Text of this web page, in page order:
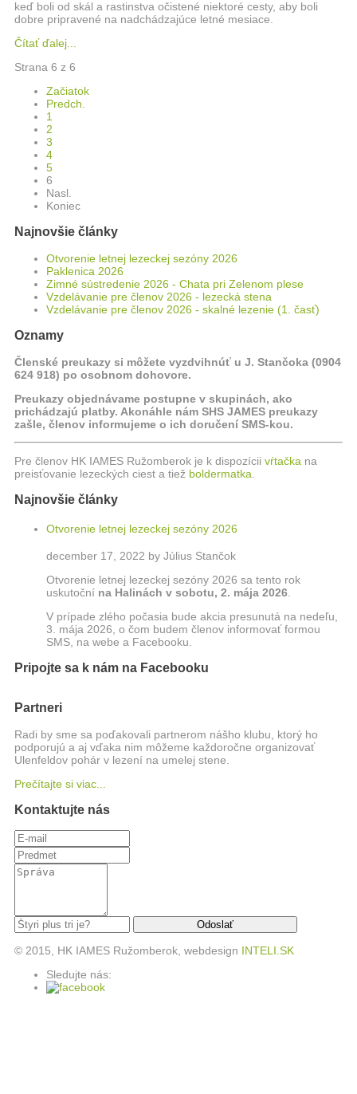
keď boli od skál a rastinstva očistené niektoré cesty, aby boli
dobre pripravené na nadchádzajúce letné mesiace.
Čítať ďalej...
Strana 6 z 6
Začiatok
Predch.
1
2
3
4
5
6
Nasl.
Koniec
Najnovšie články
Otvorenie letnej lezeckej sezóny 2026
Paklenica 2026
Zimné sústredenie 2026 - Chata pri Zelenom plese
Vzdelávanie pre členov 2026 - lezecká stena
Vzdelávanie pre členov 2026 - skalné lezenie (1. časť)
Oznamy
Členské preukazy si môžete vyzdvihnúť u J. Stančoka (0904
624 918) po osobnom dohovore.
Preukazy objednávame postupne v skupinách, ako
prichádzajú platby. Akonáhle nám SHS JAMES preukazy
zašle, členov informujeme o ich doručení SMS-kou.
Pre členov HK IAMES Ružomberok je k dispozícii vŕtačka na
preisťovanie lezeckých ciest a tiež boldermatka
Najnovšie články
Otvorenie letnej lezeckej sezóny 2026
december 17, 2022 by Július Stančok
Otvorenie letnej lezeckej sezóny 2026 sa tento rok
uskutoční na Halinách v sobotu, 2. mája 2026.
V prípade zlého počasia bude akcia presunutá na nedeľu,
3. mája 2026, o čom budem členov informovať formou
SMS, na webe a Facebooku.
Pripojte sa k nám na Facebooku
Partneri
Radi by sme sa poďakovali partnerom nášho klubu, ktorý ho
podporujú a aj vďaka nim môžeme každoročne organizovať
Ulenfeldov pohár v lezení na umelej stene.
Prečítajte si viac...
Kontaktujte nás
© 2015, HK IAMES Ružomberok, webdesign INTELI.SK
Sledujte nás: